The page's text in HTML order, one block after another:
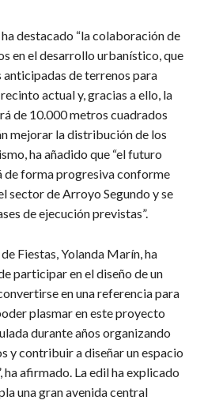
destacado “la colaboración de
en el desarrollo urbanístico, que
anticipadas de terrenos para
actual y, gracias a ello, la
de 10.000 metros cuadrados
mejorar la distribución de los
ha añadido que “el futuro
de forma progresiva conforme
sector de Arroyo Segundo y se
de ejecución previstas”.
Fiestas, Yolanda Marín, ha
participar en el diseño de un
en una referencia para
plasmar en este proyecto
durante años organizando
y contribuir a diseñar un espacio
afirmado. La edil ha explicado
una gran avenida central